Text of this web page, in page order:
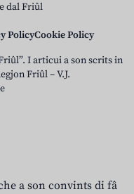
dal Friûl
PolicyCookie Policy
I articui a son scrits in
Friûl – V.J.
a son convints di fâ